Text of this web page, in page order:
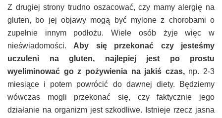
Z drugiej strony trudno oszacować, czy mamy alergię na
gluten, bo jej objawy mogą być mylone z chorobami o
zupełnie innym podłożu. Wiele osób żyje więc w
nieświadomości.Aby się przekonać czy jesteśmy
uczuleni na gluten, najlepiej jest po prostu
wyeliminować go z pożywienia na jakiś czas,np. 2-3
miesiące i potem powrócić do dawnej diety. Będziemy
wówczas mogli przekonać się, czy faktycznie jego
działanie na organizm jest szkodliwe. Istnieje rzecz jasna